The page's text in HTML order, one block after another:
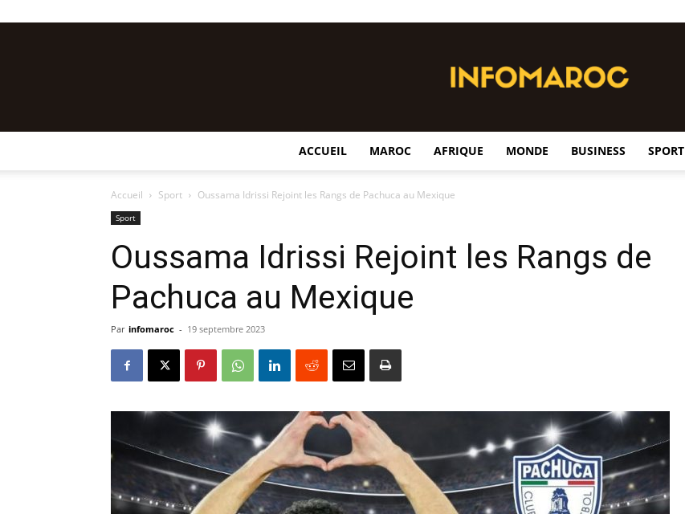
ACCUEIL MAROC AFRIQUE MONDE BUSINESS SPORT
Accueil Sport Oussama Idrissi Rejoint les Rangs de Pachuca au Mexique
Sport
Oussama Idrissi Rejoint les Rangs de
Pachuca au Mexique
Par infomaroc - 19 septembre 2023